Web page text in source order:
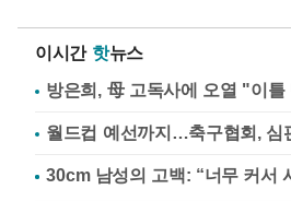
이시간 핫뉴스
방은희, 母 고독사에 오열 "이
월드컵 예선까지…축구협회, 심